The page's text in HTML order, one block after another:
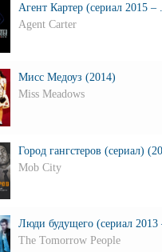
Агент Картер (сериал 2015 –
Agent Carter
Мисс Медоуз (2014)
Miss Meadows
Город гангстеров (сериал)
Mob City
Люди будущего (сериал 2013
The Tomorrow People